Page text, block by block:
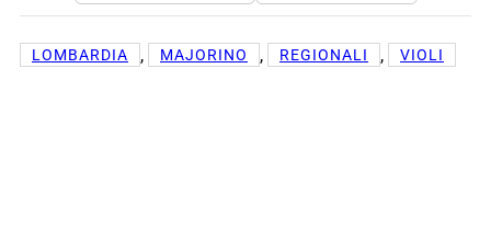
LOMBARDIA , MAJORINO , REGIONALI , VIOLI